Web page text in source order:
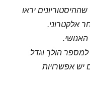
יראו
אלקטרוני.
הולך וגדל
יש אפשרויות